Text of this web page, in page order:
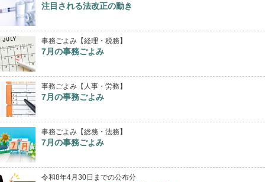
注目される法改正の動き
事務ごよみ【経理・税務】
7月の事務ごよみ
事務ごよみ【人事・労務】
7月の事務ごよみ
事務ごよみ【総務・法務】
7月の事務ごよみ
令和8年4月30日までの公布分